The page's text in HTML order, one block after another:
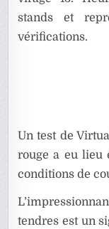
stands et
vérifications.
Un test de
rouge a eu lieu
conditions de
tendres est un